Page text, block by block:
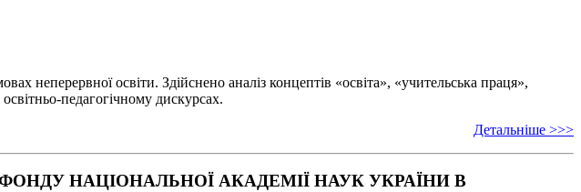
неперервної освіти. Здійснено аналіз концептів «освіта», «учительська праця»,
педагогічному дискурсах.
Детальніше >>>
НАЦІОНАЛЬНОЇ АКАДЕМІЇ НАУК УКРАЇНИ В